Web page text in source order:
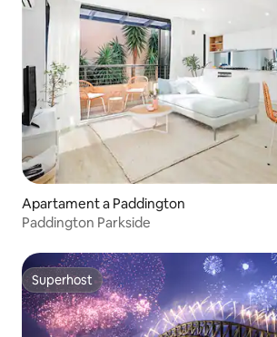
Apartament a Paddington
Paddington Parkside
Superhost
Superhost